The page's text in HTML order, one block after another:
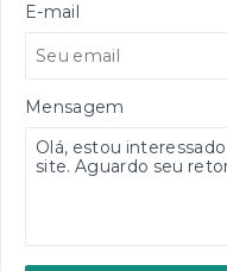
E-mail
Mensagem